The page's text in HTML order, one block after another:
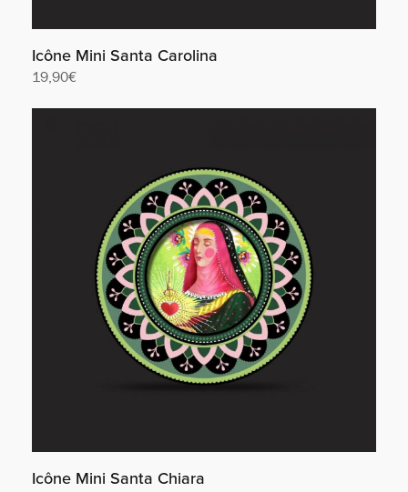
Icône Mini Santa Carolina
19,90€
Icône Mini Santa Chiara